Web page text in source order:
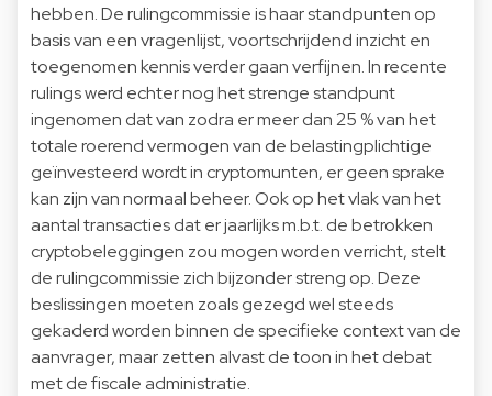
hebben. De rulingcommissie is haar standpunten op
basis van een vragenlijst, voortschrijdend inzicht en
toegenomen kennis verder gaan verfijnen. In recente
rulings werd echter nog het strenge standpunt
ingenomen dat van zodra er meer dan 25 % van het
totale roerend vermogen van de belastingplichtige
geïnvesteerd wordt in cryptomunten, er geen sprake
kan zijn van normaal beheer. Ook op het vlak van het
aantal transacties dat er jaarlijks m.b.t. de betrokken
cryptobeleggingen zou mogen worden verricht, stelt
de rulingcommissie zich bijzonder streng op. Deze
beslissingen moeten zoals gezegd wel steeds
gekaderd worden binnen de specifieke context van de
aanvrager, maar zetten alvast de toon in het debat
met de fiscale administratie.